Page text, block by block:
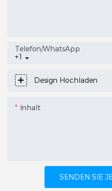
+1
Telefon/WhatsApp
Design Hochladen
Inhalt
SENDEN SIE